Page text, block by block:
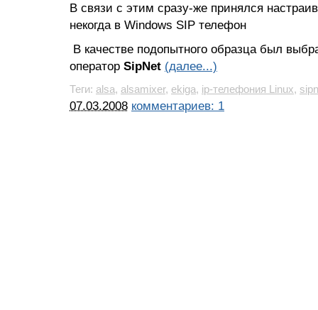
В связи с этим сразу-же принялся
некогда в Windows SIP телефон
В качестве подопытного образца был
оператор SipNet (далее...)
Теги: alsa, alsamixer, ekiga, ip-телефония Linux,
07.03.2008 комментариев: 1